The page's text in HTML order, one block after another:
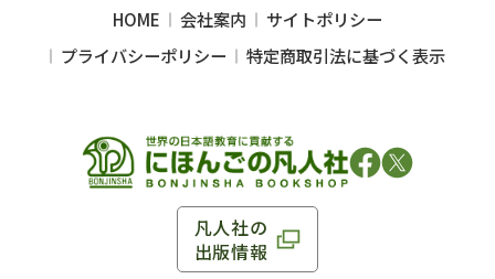
凡人社の
出版情報
HOME 会社案内
サイトポリシー
プライバシーポリシー
特定商取引法に基づく表示